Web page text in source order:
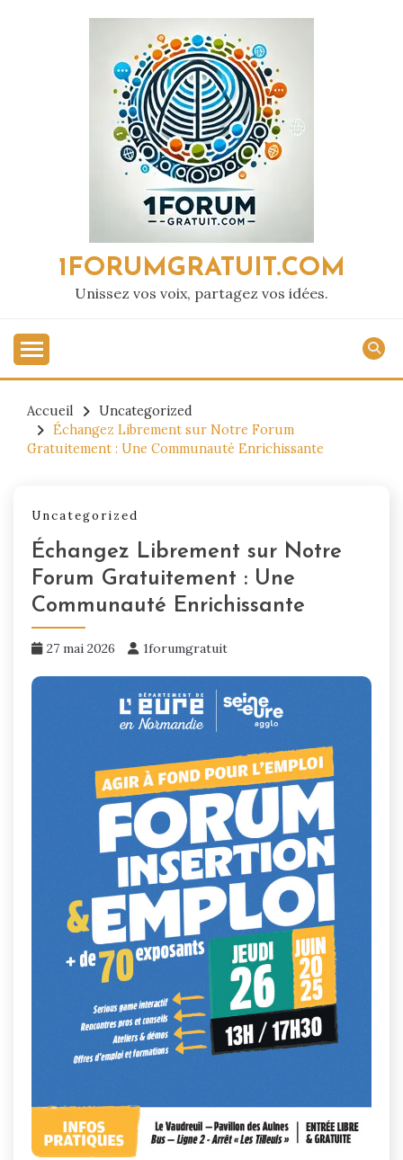
1FORUMGRATUIT.COM
Unissez vos voix, partagez vos idées.
Accueil
Uncategorized
Échangez Librement sur Notre Forum
Gratuitement : Une Communauté Enrichissante
Uncategorized
Échangez Librement sur Notre
Forum Gratuitement : Une
Communauté Enrichissante
27 mai 2026 1forumgratuit